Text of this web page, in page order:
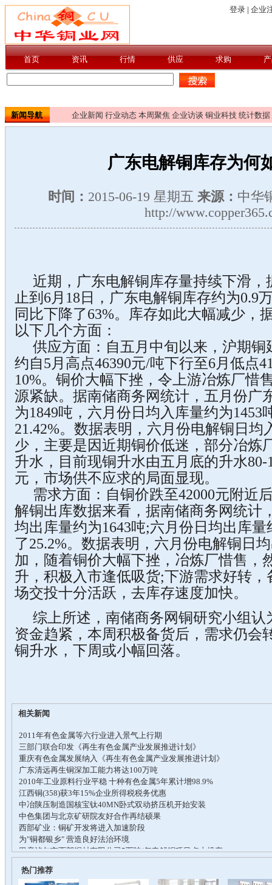
新闻导航 企业新闻 行业动态 本周聚焦 企业访谈 铜业科技 统计数据
广东电解铜库存为何
时间： 2015-06-19 星期五 来源： 中华
http://
近期，广东电解铜库存量持续下滑，
止到6月18日，广东电解铜库存约为0.9
同比下降了63%。库存如此大幅减少，
以下几个方面：
供应方面：自五月中旬以来，沪期铜
约自5月高点46390元/吨下行至6月低点
10%。铜价大幅下挫，令上游冶炼厂惜
源紧缺。据南储商务网统计，五月份广
为1849吨，六月份日均入库量约为1453
21.42%。数据表明，六月份电解铜日均
少，主要是因近期铜价低迷，部分冶炼
升水，目前现铜升水由五月底的升水80-
元，市场供不应求的局面显现。
需求方面：自铜价跌至42000元附近
解铜出库数据来看，据南储商务网统计
均出库量约为1643吨;六月份日均出库量
了25.2%。数据表明，六月份电解铜日
加，随着铜价大幅下挫，冶炼厂惜售，
升，积极入市逢低吸货;下游需求好转
场交投十分活跃，去库存速度加快。
综上所述，南储商务网铜研究小组认
资金趋紧，本周积极备货后，需求仍会
铜升水，下周或小幅回落。
相关新闻
热门推荐